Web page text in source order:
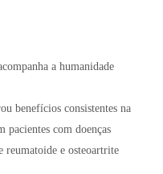
a humanidade
benefícios consistentes na
pacientes com doenças
reumatoide e osteoartrite